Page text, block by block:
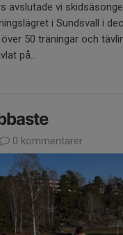
avslutade vi
i Sundsvall i
50 träningar och
på...
0 kommentarer